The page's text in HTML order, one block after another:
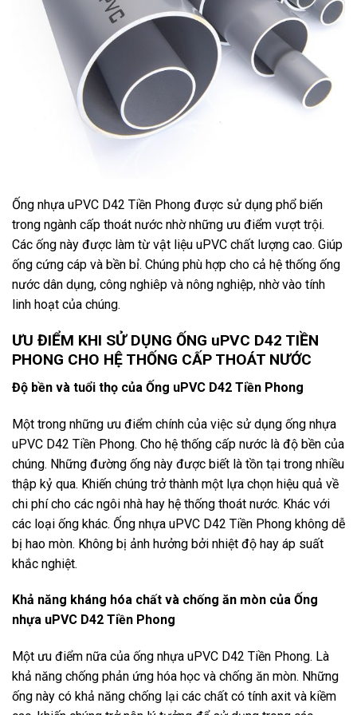
Ống nhựa uPVC D42 Tiền Phong được sử dụng phổ biến
trong ngành cấp thoát nước nhờ những ưu điểm vượt trội.
Các ống này được làm từ vật liệu uPVC chất lượng cao. Giúp
ống cứng cáp và bền bỉ. Chúng phù hợp cho cả hệ thống ống
nước dân dụng, công nghiêp và nông nghiệp, nhờ vào tính
linh hoạt của chúng.
ƯU ĐIỂM KHI SỬ DỤNG ỐNG uPVC D42 TIỀN
PHONG CHO HỆ THỐNG CẤP THOÁT NƯỚC
Độ bền và tuổi thọ của Ống uPVC D42 Tiền Phong
Một trong những ưu điểm chính của việc sử dụng ống nhựa
uPVC D42 Tiền Phong. Cho hệ thống cấp nước là độ bền của
chúng. Những đường ống này được biết là tồn tại trong nhiều
thập kỷ qua. Khiến chúng trở thành một lựa chọn hiệu quả về
chi phí cho các ngôi nhà hay hệ thống thoát nước. Khác với
các loại ống khác. Ống nhựa uPVC D42 Tiền Phong không dễ
bị hao mòn. Không bị ảnh hưởng bởi nhiệt độ hay áp suất
khắc nghiệt.
Khả năng kháng hóa chất và chống ăn mòn của Ống
nhựa uPVC D42 Tiền Phong
Một ưu điểm nữa của ống nhựa uPVC D42 Tiền Phong. Là
khả năng chống phản ứng hóa học và chống ăn mòn. Những
ống này có khả năng chống lại các chất có tính axit và kiềm